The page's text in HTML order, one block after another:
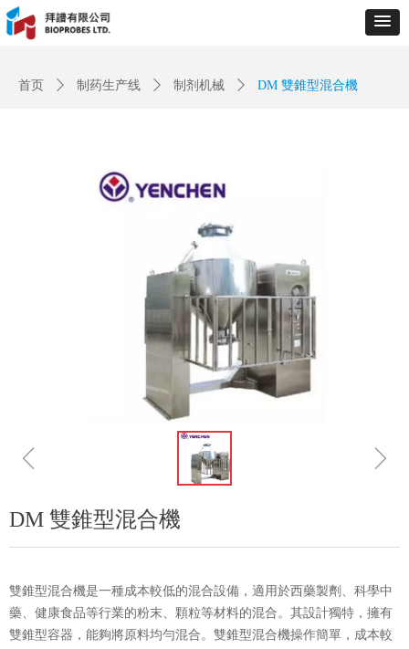
首页 ꄲ 制药生产线 ꄲ 制剂机械 ꄲ DM 雙錐型混合機
ꁆ ꁇ
DM 雙錐型混合機
雙錐型混合機是一種成本較低的混合設備，適用於西藥製劑、科學中
藥、健康食品等行業的粉末、顆粒等材料的混合。其設計獨特，擁有
雙錐型容器，能夠將原料均勻混合。雙錐型混合機操作簡單，成本較